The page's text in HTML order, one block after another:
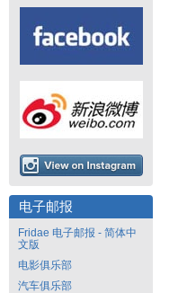
电子邮报
Fridae 电子邮报 - 简体中
文版
电影俱乐部
汽车俱乐部